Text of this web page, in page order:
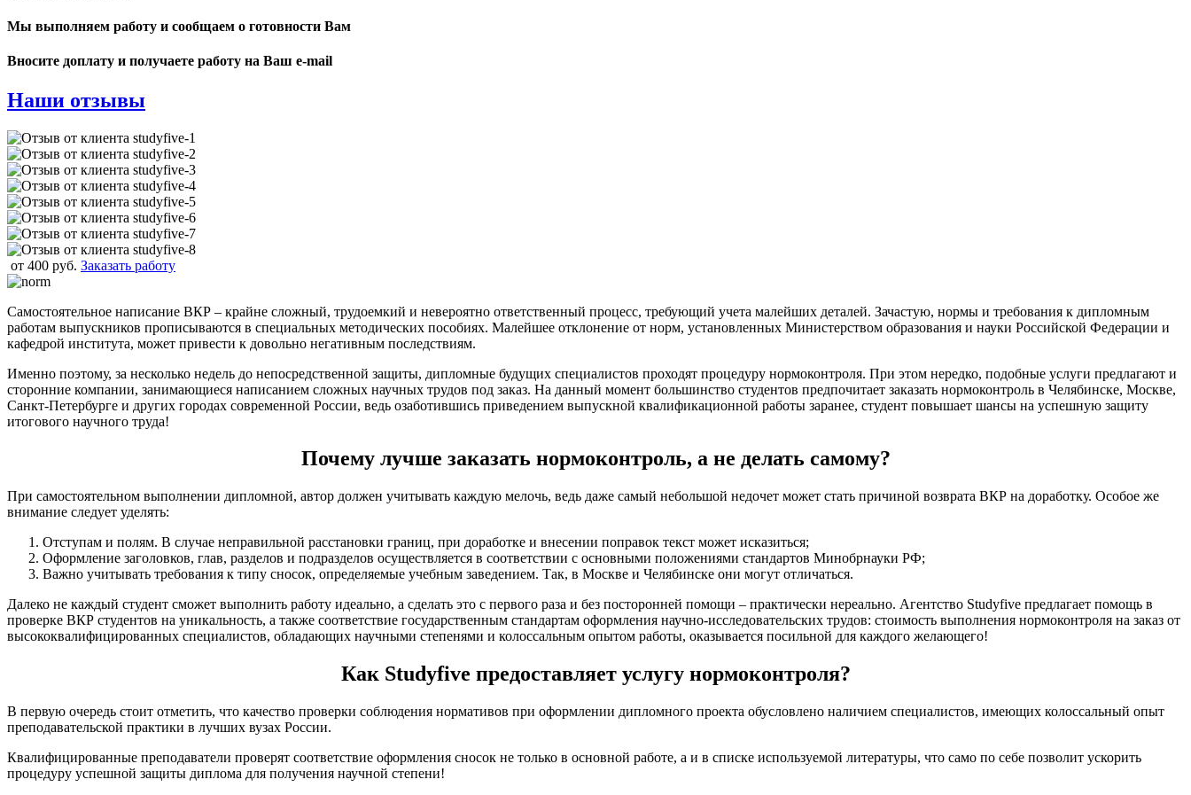
Мы выполняем работу и сообщаем о готовности Вам
Вносите доплату и получаете работу на Ваш e-mail
Наши отзывы
от 400 руб. Заказать работу
Самостоятельное написание ВКР – крайне сложный, трудоемкий и невероятно ответственный процесс, требующий учета малейших деталей. Зачастую, нормы и требования к дипломным
работам выпускников прописываются в специальных методических пособиях. Малейшее отклонение от норм, установленных Министерством образования и науки Российской Федерации и
кафедрой института, может привести к довольно негативным последствиям.
Именно поэтому, за несколько недель до непосредственной защиты, дипломные будущих специалистов проходят процедуру нормоконтроля. При этом нередко, подобные услуги предлагают и
сторонние компании, занимающиеся написанием сложных научных трудов под заказ. На данный момент большинство студентов предпочитает заказать нормоконтроль в Челябинске, Москве,
Санкт-Петербурге и других городах современной России, ведь озаботившись приведением выпускной квалификационной работы заранее, студент повышает шансы на успешную защиту
итогового научного труда!
Почему лучше заказать нормоконтроль, а не делать самому?
При самостоятельном выполнении дипломной, автор должен учитывать каждую мелочь, ведь даже самый небольшой недочет может стать причиной возврата ВКР на доработку. Особое же
внимание следует уделять:
Отступам и полям. В случае неправильной расстановки границ, при доработке и внесении поправок текст может исказиться;
Оформление заголовков, глав, разделов и подразделов осуществляется в соответствии с основными положениями стандартов Минобрнауки РФ;
Важно учитывать требования к типу сносок, определяемые учебным заведением. Так, в Москве и Челябинске они могут отличаться.
Далеко не каждый студент сможет выполнить работу идеально, а сделать это с первого раза и без посторонней помощи – практически нереально. Агентство Studyfive предлагает помощь в
проверке ВКР студентов на уникальность, а также соответствие государственным стандартам оформления научно-исследовательских трудов: стоимость выполнения нормоконтроля на заказ от
высококвалифицированных специалистов, обладающих научными степенями и колоссальным опытом работы, оказывается посильной для каждого желающего!
Как Studyfive предоставляет услугу нормоконтроля?
В первую очередь стоит отметить, что качество проверки соблюдения нормативов при оформлении дипломного проекта обусловлено наличием специалистов, имеющих колоссальный опыт
преподавательской практики в лучших вузах России.
Квалифицированные преподаватели проверят соответствие оформления сносок не только в основной работе, а и в списке используемой литературы, что само по себе позволит ускорить
процедуру успешной защиты диплома для получения научной степени!